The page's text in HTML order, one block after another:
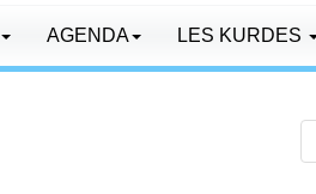
AGENDA LES KURDES